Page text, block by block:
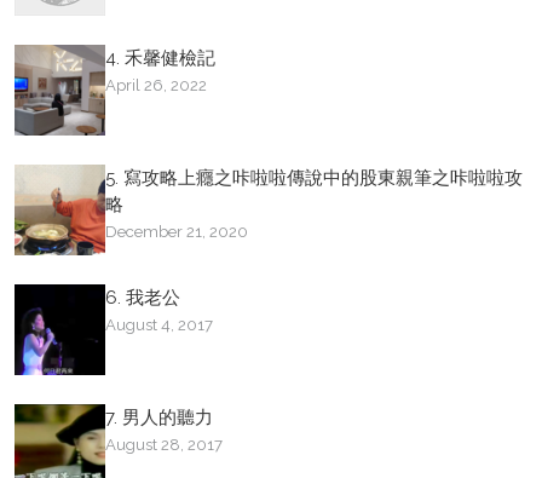
4. 禾馨健檢記
April 26, 2022
5. 寫攻略上癮之咔啦啦傳說中的股東親筆之咔啦啦攻
略
December 21, 2020
6. 我老公
August 4, 2017
7. 男人的聽力
August 28, 2017